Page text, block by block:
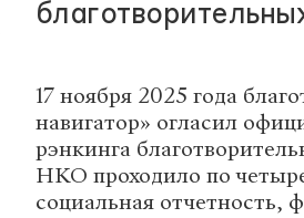
17 ноября 2025 года
навигатор» огласил
рэнкинга
НКО проходило по
социальная отчетность,